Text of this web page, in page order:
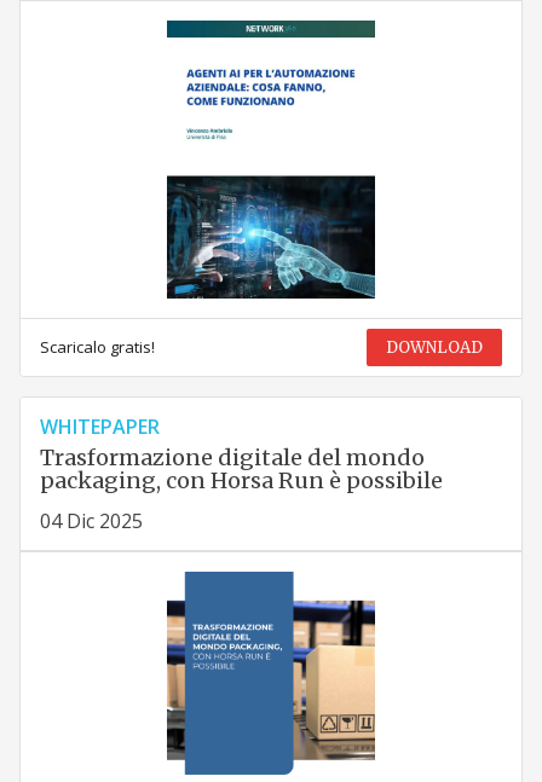
Scaricalo gratis! DOWNLOAD
WHITEPAPER
Trasformazione digitale del mondo
packaging, con Horsa Run è possibile
04 Dic 2025